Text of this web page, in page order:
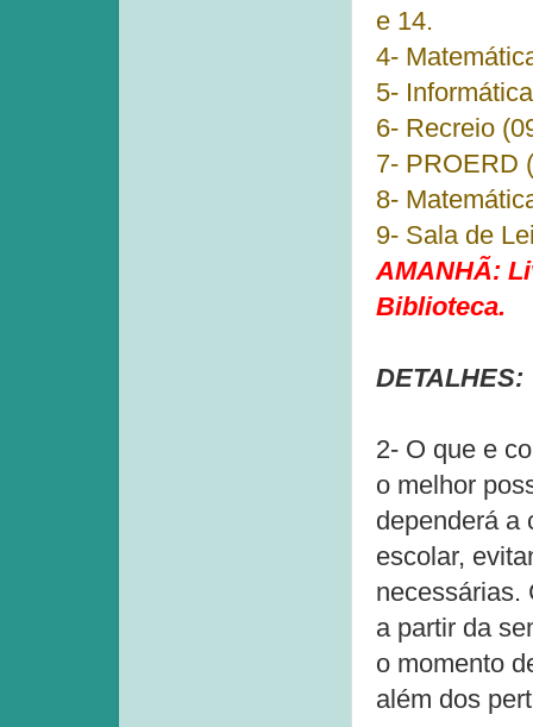
e 14.
4-
5-
6- Recreio
7- PROERD
8-
9- Sala de
AMANHÃ:
Biblioteca.
DETALHES:
2- O que e
o melhor
dependerá a
escolar,
necessárias.
a partir da
o momento
além dos